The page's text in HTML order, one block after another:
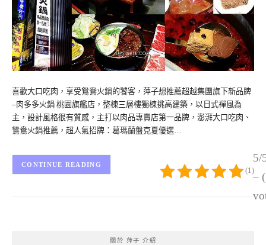
喜歡大口吃肉，享受鴛鴦火鍋的饕客，萍子想推薦超越集團旗下新品牌
–肉多多火鍋 桃園旗艦店，整棟三層樓獨棟挑高建築，以日式禪風為
主，設計風格很有質感，主打以肉品專賣店第一品牌，澎湃大口吃肉、
鴛鴦火鍋推薦，超人氣招牌：葛瑪蘭盤克夏優選…
5/
–
(1)
CONTINUE READING
關於 萍子 介紹